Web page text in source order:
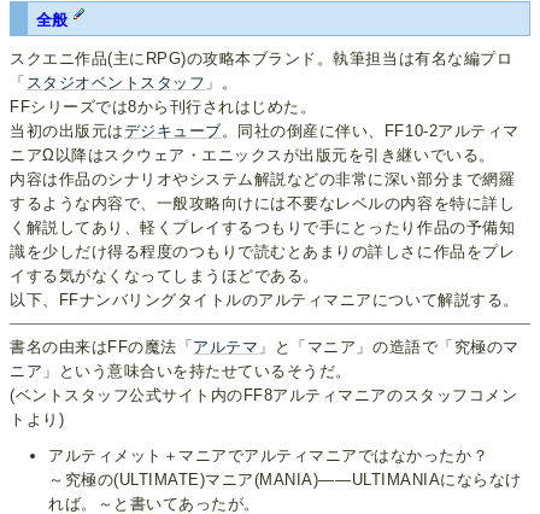
全般
スクエニ作品(主にRPG)の攻略本ブランド。執筆担当は有名な編プロ
「 スタジオベントスタッフ 」。
FFシリーズでは8から刊行されはじめた。
当初の出版元はデジキューブ。同社の倒産に伴い、FF10-2アルティマ
ニアΩ以降はスクウェア・エニックスが出版元を引き継いでいる。
内容は作品のシナリオやシステム解説などの非常に深い部分まで網羅
するような内容で、一般攻略向けには不要なレベルの内容を特に詳し
く解説してあり、軽くプレイするつもりで手にとったり作品の予備知
識を少しだけ得る程度のつもりで読むとあまりの詳しさに作品をプレ
イする気がなくなってしまうほどである。
以下、FFナンバリングタイトルのアルティマニアについて解説する。
書名の由来はFFの魔法「 アルテマ 」と「マニア」の造語で「究極のマ
ニア」という意味合いを持たせているそうだ。
(ベントスタッフ公式サイト内のFF8アルティマニアのスタッフコメン
トより)
アルティメット＋マニアでアルティマニアではなかったか？
～究極の(ULTIMATE)マニア(MANIA)――ULTIMANIAにならなけ
れば。～と書いてあったが。